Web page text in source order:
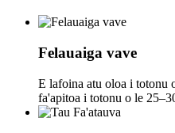
Felauaiga vave
E lafoina atu oloa i totonu
fa'apitoa i totonu o le